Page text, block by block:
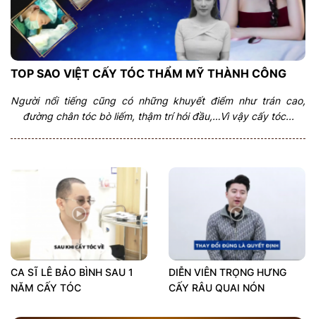
TOP SAO VIỆT CẤY TÓC THẨM MỸ THÀNH CÔNG
Người nổi tiếng cũng có những khuyết điểm như trán cao,
đường chân tóc bò liếm, thậm trí hói đầu,…Vì vậy cấy tóc...
CA SĨ LÊ BẢO BÌNH SAU 1
NĂM CẤY TÓC
DIỄN VIÊN TRỌNG HƯNG
CẤY RÂU QUAI NÓN